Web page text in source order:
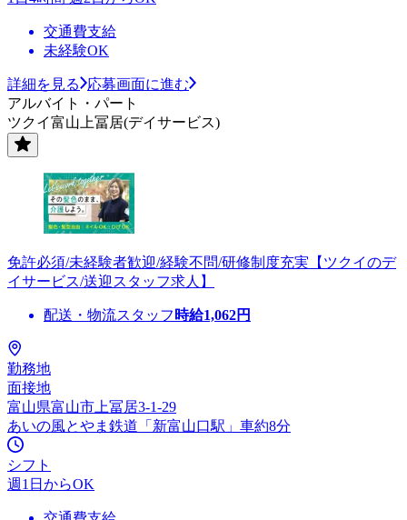
交通費支給
未経験OK
詳細を見る
応募画面に進む
アルバイト・パート
ツクイ富山上冨居(デイサービス)
免許必須/未経験者歓迎/経験不問/研修制度充実【ツクイのデ
イサービス/送迎スタッフ求人】
配送・物流スタッフ 時給1,062円
勤務地
面接地
富山県富山市上冨居3-1-29
あいの風とやま鉄道「新富山口駅」車約8分
シフト
週1日からOK